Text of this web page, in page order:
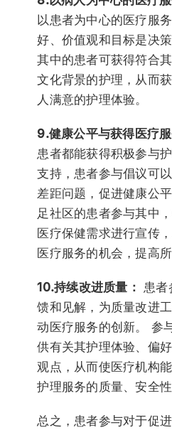
以患者为中心的医疗服
好、价值观和目标是决
其中的患者可获得符合
文化背景的护理，从而
人满意的护理体验。
9.健康公平与获得医疗服
患者都能获得积极参与
支持，患者参与倡议可
差距问题，促进健康公
足社区的患者参与其中
医疗保健需求进行宣传
医疗服务的机会，提高
10.持续改进质量： 患者
馈和见解，为质量改进
动医疗服务的创新。 参
供有关其护理体验、偏
观点，从而使医疗机构
护理服务的质量、安全性
总之，患者参与对于促